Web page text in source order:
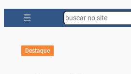
Search
Destaque